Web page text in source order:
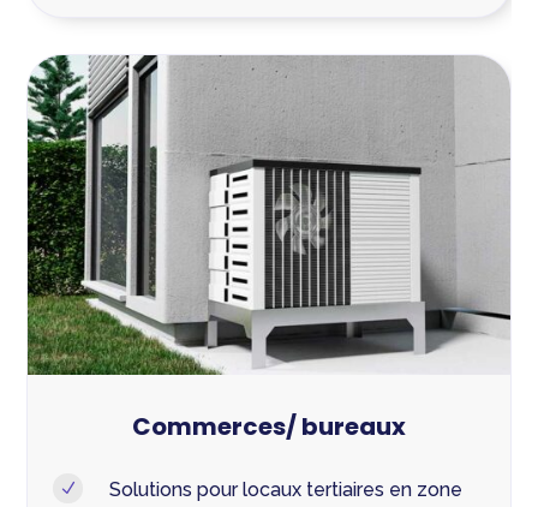
Commerces/ bureaux
N Solutions pour locaux tertiaires en zone